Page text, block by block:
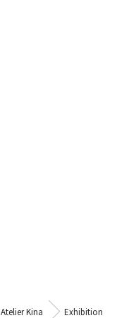
Atelier Kina Exhibition